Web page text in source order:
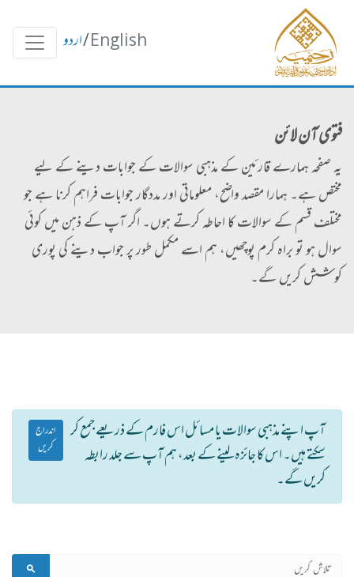
English
/اردو
فتوی آن لائن
یہ صفحہ ہمارے قارئین کے مذہبی سوالات کے جوابات دینے کے لیے
مختص ہے۔ ہمارا مقصد واضح، معلوماتی اور مددگار جوابات فراہم کرنا ہے جو
مختلف قسم کے سوالات کا احاطہ کرتے ہوں۔ اگر آپ کے ذہن میں کوئی
سوال ہو تو براہ کرم پوچھیں، ہم اسے مکمل طور پر جواب دینے کی پوری
کوشش کریں گے۔
آپ اپنے مذہبی سوالات یا مسائل اس فارم کے ذریعے جمع کر
سکتے ہیں۔ اس کا جائزہ لینے کے بعد، ہم آپ سے جلد رابطہ
کریں گے۔
اندراج
کریں